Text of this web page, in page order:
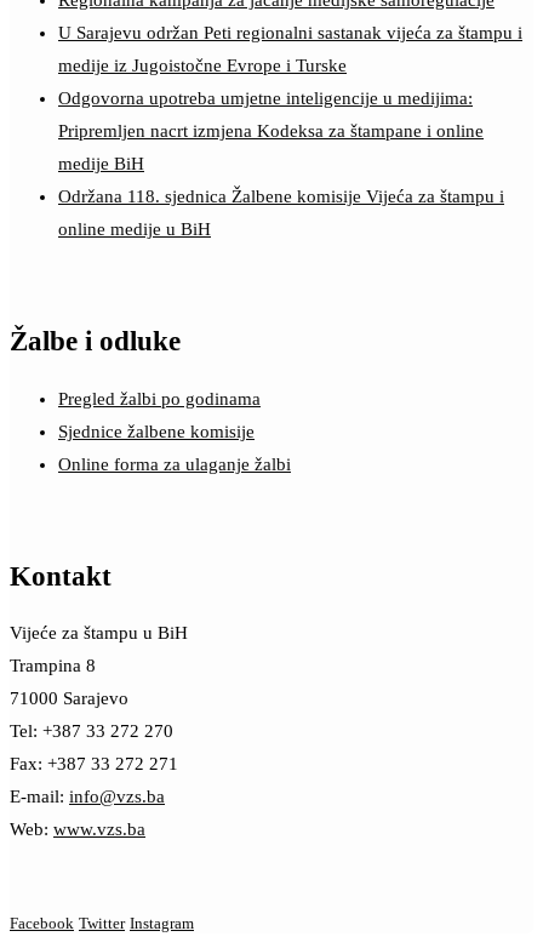
U Sarajevu održan Peti regionalni sastanak vijeća za štampu i
medije iz Jugoistočne Evrope i Turske
Odgovorna upotreba umjetne inteligencije u medijima:
Pripremljen nacrt izmjena Kodeksa za štampane i online
medije BiH
Održana 118. sjednica Žalbene komisije Vijeća za štampu i
online medije u BiH
Žalbe i odluke
Pregled žalbi po godinama
Sjednice žalbene komisije
Online forma za ulaganje žalbi
Kontakt
Vijeće za štampu u BiH
Trampina 8
71000 Sarajevo
Tel: +387 33 272 270
Fax: +387 33 272 271
E-mail: info@vzs.ba
Web: www.vzs.ba
Facebook Twitter Instagram